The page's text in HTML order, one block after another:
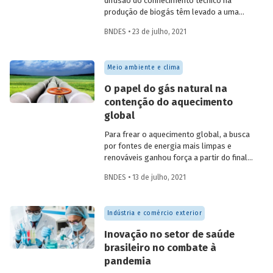
produção de biogás têm levado a uma
em operação e no volume produzido no
tímido diante do potencial de geração que
um país com um agronegócio tão
desenvolvido pode atingir. Entenda como
resíduos e efluentes das diferentes
atividades agropecuárias podem
contribuir para ampliar a geração de
BNDES • 23 de julho, 2021
Meio ambiente e clima
O papel do gás natural na
contenção do aquecimento
global
Para frear o aquecimento global, a busca
por fontes de energia mais limpas e
renováveis ganhou força a partir do final
mundial de redução das emissões de CO
energética segue crescendo, o gás
natural desponta como combustível
capaz de apoiar a transição para a
economia de baixo carbono, aproveitando
a infraestrutura já existente com menor
impacto ambiental do que outros
BNDES • 13 de julho, 2021
Indústria e comércio exterior
Inovação no setor de saúde
brasileiro no combate à
pandemia